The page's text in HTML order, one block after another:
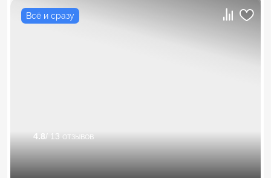
Всё и сразу
4.8/ 13 отзывов